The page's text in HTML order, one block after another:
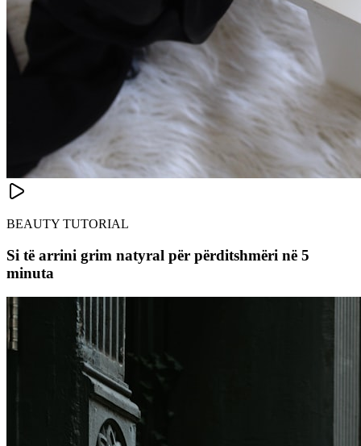
BEAUTY TUTORIAL
Si të arrini grim natyral për përditshmëri në 5
minuta